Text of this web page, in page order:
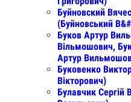
Буйновский
(Буйновський
Буков Артур
Вільмошович,
Артур
Буковенко
Вікторович)
Булавчик Сергій